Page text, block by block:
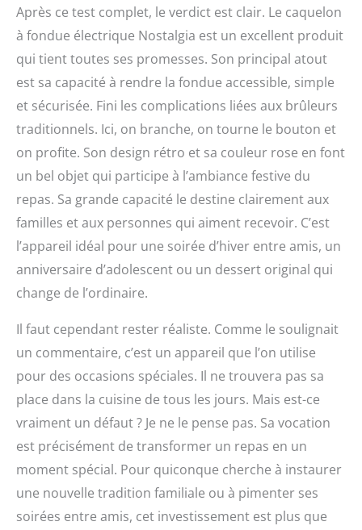
Après ce test complet, le verdict est clair. Le caquelon
à fondue électrique Nostalgia est un excellent produit
qui tient toutes ses promesses. Son principal atout
est sa capacité à rendre la fondue accessible, simple
et sécurisée. Fini les complications liées aux brûleurs
traditionnels. Ici, on branche, on tourne le bouton et
on profite. Son design rétro et sa couleur rose en font
un bel objet qui participe à l’ambiance festive du
repas. Sa grande capacité le destine clairement aux
familles et aux personnes qui aiment recevoir. C’est
l’appareil idéal pour une soirée d’hiver entre amis, un
anniversaire d’adolescent ou un dessert original qui
change de l’ordinaire.
Il faut cependant rester réaliste. Comme le soulignait
un commentaire, c’est un appareil que l’on utilise
pour des occasions spéciales. Il ne trouvera pas sa
place dans la cuisine de tous les jours. Mais est-ce
vraiment un défaut ? Je ne le pense pas. Sa vocation
est précisément de transformer un repas en un
moment spécial. Pour quiconque cherche à instaurer
une nouvelle tradition familiale ou à pimenter ses
soirées entre amis, cet investissement est plus que